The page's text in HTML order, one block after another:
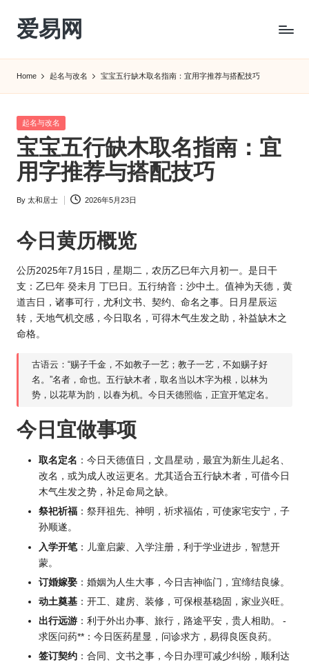
Skip
content
爱易网
转
农
历
阴
历
Home 起名与改名 宝宝五行缺木取名指南：宜用字推荐与搭配技巧
Posted
起名与改名
宝宝五行缺木取名指南：宜
用字推荐与搭配技巧
Posted
By 太和居士 2026年5月23日
今日 黄历概览
公历2025年7月15日，星期二，农历乙巳年六月初一。是日干
支：乙巳年 癸未月 丁巳日。五行纳音：沙中土。值神为天德，黄
道吉日，诸事可行，尤利文书、契约、命名之事。日月星辰运
转，天地气机交感，今日取名，可得木气生发之助，补益缺木之
命格。
古语云：“赐子千金，不如教子一艺；教子一艺，不如赐子好
名。”名者，命也。五行缺木者，取名当以木字为根，以林为
势，以花草为韵，以春为机。今日天德照临，正宜开笔定名。
今日宜做事项
取名定名 ：今日天德值日，文昌星动，最宜为新生儿起名、
改名，或为成人改运更名。尤其适合五行缺木者，可借今日
木气生发之势，补足命局之缺。
祭祀祈福 ：祭拜祖先、神明，祈求福佑，可使家宅安宁，子
孙顺遂。
入学开笔：儿童启蒙、入学注册，利于学业进步，智慧开
蒙。
订婚嫁娶 ：婚姻为人生大事，今日吉神临门，宜缔结良缘。
动土奠基 ：开工、建房、装修，可保根基稳固，家业兴旺。
出行远游 ：利于外出办事、旅行，路途平安，贵人相助。 -
求医问药**：今日医药星显，问诊求方，易得良医良药。
签订契约 ：合同、文书之事，今日办理可减少纠纷，顺利达